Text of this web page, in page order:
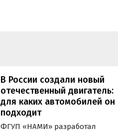
В России создали новый
отечественный двигатель:
для каких автомобилей он
подходит
ФГУП «НАМИ» разработал